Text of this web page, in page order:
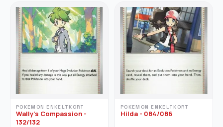
POKEMON ENKELTKORT
Wally's Compassion -
132/132
POKEMON ENKELTKORT
Hilda - 084/086